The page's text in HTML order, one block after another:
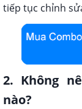
tiếp tục chỉnh
2. Không
nào?